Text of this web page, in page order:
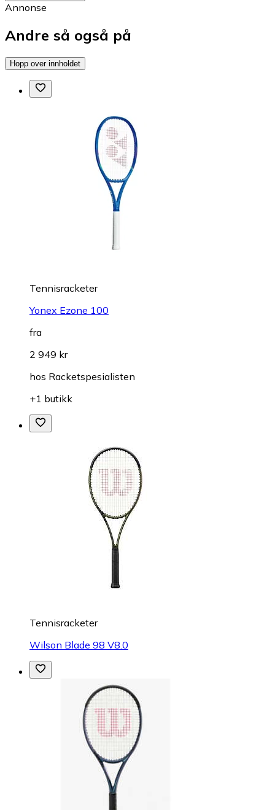
Annonse
Andre så også på
Hopp over innholdet
Tennisracketer
Yonex Ezone 100
fra
2 949 kr
hos Racketspesialisten
+1 butikk
Tennisracketer
Wilson Blade 98 V8.0